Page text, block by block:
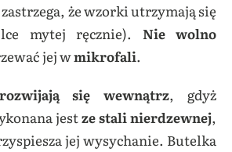
że wzorki utrzymają się
mytej ręcznie). Nie wolno
jej wmikrofali.
się wewnątrz, gdyż
jestze stali nierdzewnej,
jej wysychanie. Butelka